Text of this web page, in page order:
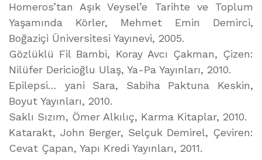
Homeros’tan Aşık Veysel’e Tarihte ve Toplum
Yaşamında Körler, Mehmet Emin Demirci,
Boğaziçi Üniversitesi Yayınevi, 2005.
Gözlüklü Fil Bambi, Koray Avcı Çakman, Çizen:
Nilüfer Dericioğlu Ulaş, Ya-Pa Yayınları, 2010.
Epilepsi… yani Sara, Sabiha Paktuna Keskin,
Boyut Yayınları, 2010.
Saklı Sızım, Ömer Alkılıç, Karma Kitaplar, 2010.
Katarakt, John Berger, Selçuk Demirel, Çeviren:
Cevat Çapan, Yapı Kredi Yayınları, 2011.